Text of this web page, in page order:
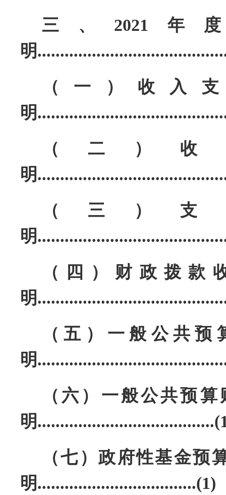
三、 2021年
明.......................................
（一）收入
明
（二）
明
（三）
明
（四）财政拨款
明
（五）一般公共
明
（六）一般公共预
明
（七）政府性基金预
明...................................(1)